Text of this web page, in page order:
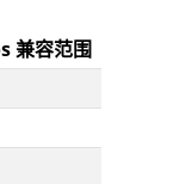
兼容范围